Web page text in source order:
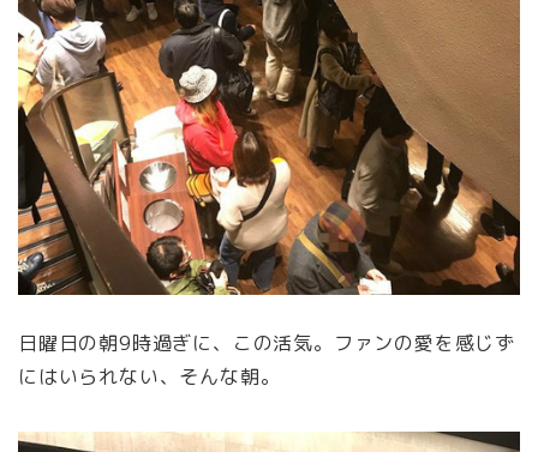
日曜日の朝9時過ぎに、この活気。ファンの愛を感じず
にはいられない、そんな朝。